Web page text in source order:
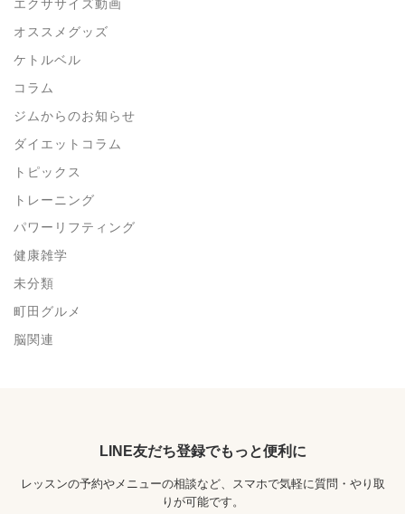
エクササイズ動画
オススメグッズ
ケトルベル
コラム
ジムからのお知らせ
ダイエットコラム
トピックス
トレーニング
パワーリフティング
健康雑学
未分類
町田グルメ
脳関連
LINE友だち登録でもっと便利に
レッスンの予約やメニューの相談など、スマホで気軽に質問・やり取
りが可能です。